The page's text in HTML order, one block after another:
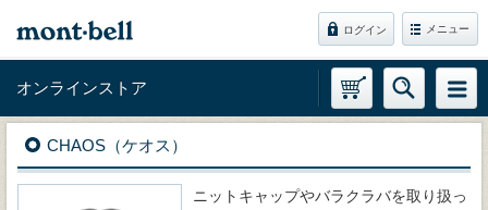
ログイン メニュー
オンラインストア
CHAOS（ケオス）
ニットキャップやバラクラバを取り扱っ